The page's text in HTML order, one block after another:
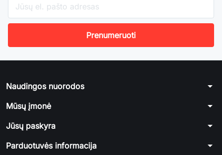
Naudingos nuorodos arrow_drop_down
Mūsų įmonė arrow_drop_down
Jūsų paskyra arrow_drop_down
Parduotuvės informacija arrow_drop_down